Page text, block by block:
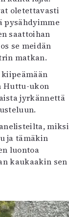
oletettavasti
pysähdyimme
saattoihan
se meidän
matkan.
Huttu-ukon
jyrkännettä
miksi
ja tämäkin
luontoa
kaukaakin sen